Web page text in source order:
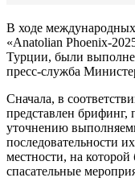
В ходе
«Anatolian Phoenix-
Турции, были
пресс-служба
Сначала, в
представлен брифинг,
уточнению
последовательности
местности, на которой
спасательные